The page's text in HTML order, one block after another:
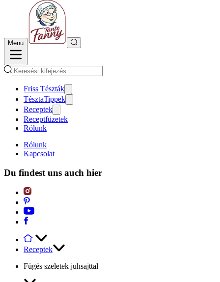
Menu
Friss Tészták
TésztaTippek
Receptek
Receptfüzetek
Rólunk
Rólunk
Kapcsolat
Du findest uns auch hier
Receptek
Fügés szeletek juhsajttal